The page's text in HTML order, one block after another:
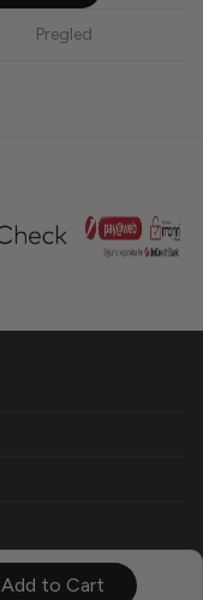
Pregled
Add to Cart